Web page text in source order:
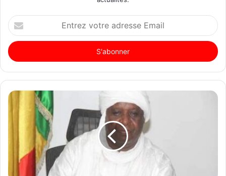
Entrez
votre
adresse
Email